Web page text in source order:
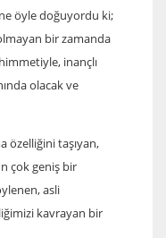
öyle doğuyordu ki;
bir zamanda
inançlı
olacak ve
özelliğini taşıyan,
çok geniş bir
asli
kavrayan bir